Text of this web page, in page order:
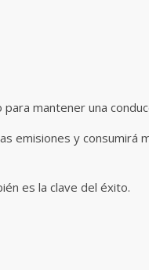
mantener una
emisiones y consumirá
es la clave del éxito.